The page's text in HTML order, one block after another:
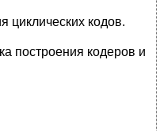
циклических кодов.
построения кодеров и